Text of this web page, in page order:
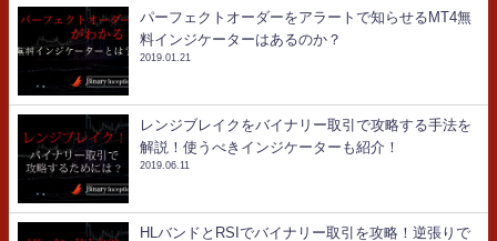
パーフェクトオーダーをアラートで知らせるMT4無
料インジケーターはあるのか？
2019.01.21
レンジブレイクをバイナリー取引で攻略する手法を
解説！使うべきインジケーターも紹介！
2019.06.11
HLバンドとRSIでバイナリー取引を攻略！逆張りで